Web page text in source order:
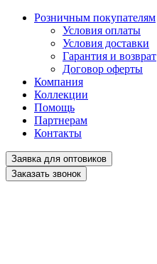
Розничным покупателям
Условия оплаты
Условия доставки
Гарантия и возврат
Договор оферты
Компания
Коллекции
Помощь
Партнерам
Контакты
Заявка для оптовиков
Заказать звонок